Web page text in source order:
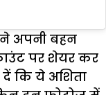
अपनी बहन
पर शेयर कर
कि ये अशिता